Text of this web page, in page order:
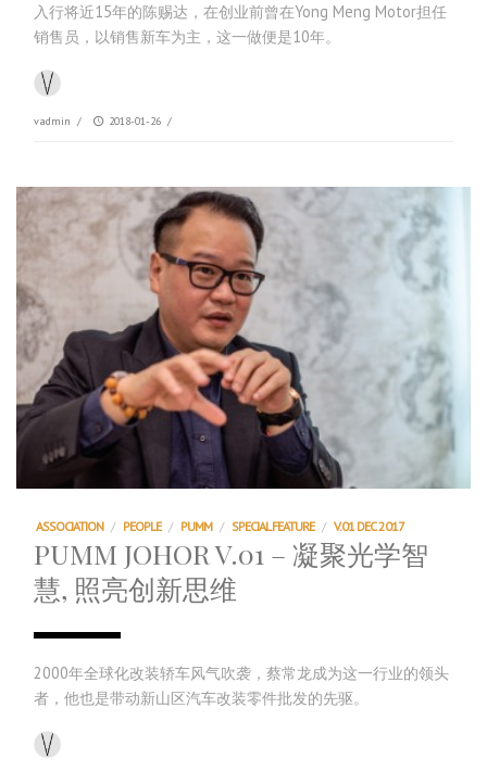
入行将近15年的陈赐达，在创业前曾在Yong Meng Motor担任
销售员，以销售新车为主，这一做便是10年。
vadmin / 2018-01-26 /
ASSOCIATION / PEOPLE / PUMM / SPECIAL FEATURE / V.01 DEC 2017
PUMM JOHOR V.01 – 凝聚光学智
慧, 照亮创新思维
2000年全球化改装轿车风气吹袭，蔡常龙成为这一行业的领头
者，他也是带动新山区汽车改装零件批发的先驱。